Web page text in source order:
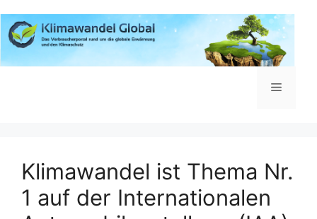
Inhalt
springen
Menü
Klimawandel ist Thema Nr.
1 auf der Internationalen